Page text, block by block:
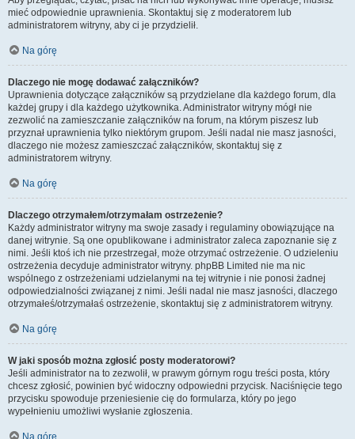
mieć odpowiednie uprawnienia. Skontaktuj się z moderatorem lub
administratorem witryny, aby ci je przydzielił.
Na górę
Dlaczego nie mogę dodawać załączników?
Uprawnienia dotyczące załączników są przydzielane dla każdego forum, dla
każdej grupy i dla każdego użytkownika. Administrator witryny mógł nie
zezwolić na zamieszczanie załączników na forum, na którym piszesz lub
przyznał uprawnienia tylko niektórym grupom. Jeśli nadal nie masz jasności,
dlaczego nie możesz zamieszczać załączników, skontaktuj się z
administratorem witryny.
Na górę
Dlaczego otrzymałem/otrzymałam ostrzeżenie?
Każdy administrator witryny ma swoje zasady i regulaminy obowiązujące na
danej witrynie. Są one opublikowane i administrator zaleca zapoznanie się z
nimi. Jeśli ktoś ich nie przestrzegał, może otrzymać ostrzeżenie. O udzieleniu
ostrzeżenia decyduje administrator witryny. phpBB Limited nie ma nic
wspólnego z ostrzeżeniami udzielanymi na tej witrynie i nie ponosi żadnej
odpowiedzialności związanej z nimi. Jeśli nadal nie masz jasności, dlaczego
otrzymałeś/otrzymałaś ostrzeżenie, skontaktuj się z administratorem witryny.
Na górę
W jaki sposób można zgłosić posty moderatorowi?
Jeśli administrator na to zezwolił, w prawym górnym rogu treści posta, który
chcesz zgłosić, powinien być widoczny odpowiedni przycisk. Naciśnięcie tego
przycisku spowoduje przeniesienie cię do formularza, który po jego
wypełnieniu umożliwi wysłanie zgłoszenia.
Na górę